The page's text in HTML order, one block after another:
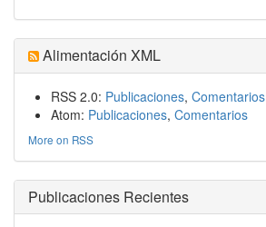
Alimentación XML
RSS 2.0: Publicaciones, Comentarios
Atom: Publicaciones, Comentarios
More on RSS
Publicaciones Recientes